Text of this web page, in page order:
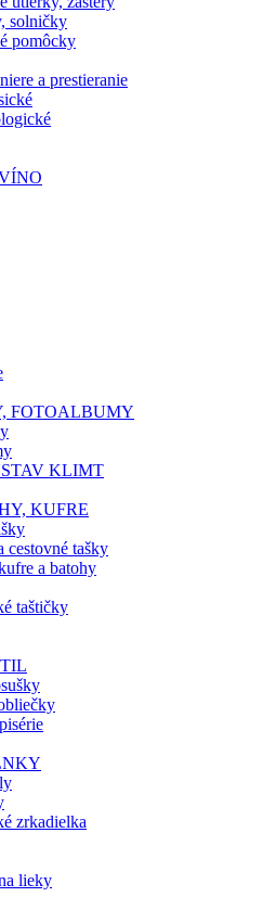
solničky
pomôcky
a prestieranie
FOTOALBUMY
KLIMT
KUFRE
cestovné tašky
a batohy
taštičky
zrkadielka
lieky